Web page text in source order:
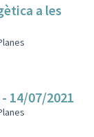
a les
14/07/2021